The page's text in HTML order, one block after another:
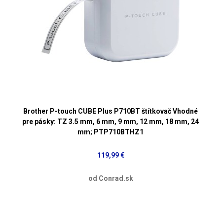
Brother P-touch CUBE Plus P710BT štítkovač Vhodné
pre pásky: TZ 3.5 mm, 6 mm, 9 mm, 12 mm, 18 mm, 24
mm; PTP710BTHZ1
119,99 €
od Conrad.sk